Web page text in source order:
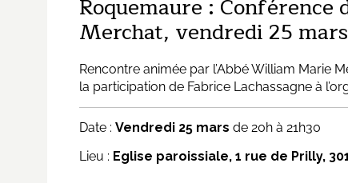
Roquemaure :
Merchat, vendredi 25 mars
Rencontre animée par l’Abbé William Marie
la participation de Fabrice Lachassagne à
Date : Vendredi 25 mars de 20h à 21h30
Lieu : Eglise paroissiale, 1 rue de Prilly,